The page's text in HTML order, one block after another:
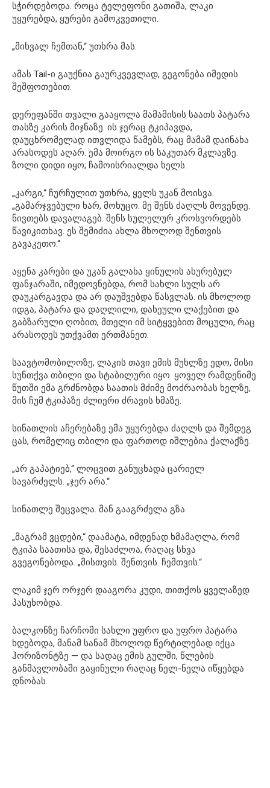
სჭირდებოდა. როცა ტელეფონი გათიშა, ლაკი
უყურებდა, ყურები გამოკვეთილი.
„მიხვალ ჩემთან,“ უთხრა მას.
ამას Tail-ი გაუქნია გაურკვევლად, გეგონება იმედის
შეშფოთებით.
დერეფანში თვალი გააყოლა მამამისის საათს პატარა
თასზე კარის მიჯნაზე. ის ჯერაც ტკიპავდა,
დაუცხრომელად ითვლიდა წამებს, რაც მამამ დაინახა
არასოდეს აღარ. ემა მოირგო ის საკუთარ მკლავზე.
ზოლი დიდი იყო; ჩამოისრიალდა ხელს.
„კარგი,“ ჩურჩულით უთხრა, ყელს უკან მოისვა.
„გამარჯვებული ხარ, მოხუცო. მე შენს ძაღლს მოვენდე.
ნივთებს დავალაგებ. შენს სულელურ კროსვორდებს
წავიკითხავ. ეს შემიძია ახლა მხოლოდ შენთვის
გავაკეთო.“
აყენა კარები და უკან გალახა ყინულის ახურებულ
ფანჯარაში, იმედოვნებდა, რომ სახლი სულს არ
დაუკარგავდა და არ დაუშვებდა წასვლას. ის მხოლოდ
იდგა, პატარა და დაღლილი, დახეული ლაქებით და
გაბზარული ღობით, მთელი იმ სიტყვებით მოცული, რაც
არასოდეს უთქვამთ ერთმანეთ.
საავტომობილოზე, ლაკის თავი ემის მუხლზე ედო, მისი
სუნთქვა თბილი და სტაბილური იყო. ყოველ რამდენიმე
წუთში ემა გრძნობდა საათის მძიმე მოძრაობას ხელზე,
მის ჩუმ ტკიპაზე ძლიერი ძრავის ხმაზე.
სინათლის აჩერებაზე ემა უყურებდა ძაღლს და შემდეგ
ცას, რომელიც თბილი და ფართოდ იშლებია ქალაქზე.
„არ გაპატიებ,“ ლოცვით განუცხადა ცარიელ
სავარძელს. „ჯერ არა.“
სინათლე შეცვალა. მან გააგრძელა გზა.
„მაგრამ ვცდები,“ დაამატა, იმდენად ხმამაღლა, რომ
ტკიპა საათისა და, შესაძლოა, რაღაც სხვა
გვეგონებოდა. „მისთვის. შენთვის. ჩემთვის.“
ლაკიმ ჯერ ორჯერ დააგორა კუდი, თითქოს ყველაზედ
პასუხობდა.
ბალკონზე ჩარჩომი სახლი უფრო და უფრო პატარა
ხდებოდა, მანამ სანამ მხოლოდ წერტილებად იქცა
ჰორიზონტზე — და სადაც ემის გულში, წლების
განმავლობაში გაყინული რაღაც ნელ-ნელა იწყებდა
დნობას.